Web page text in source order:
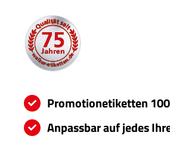
Promotionetiketten
Anpassbar auf jedes